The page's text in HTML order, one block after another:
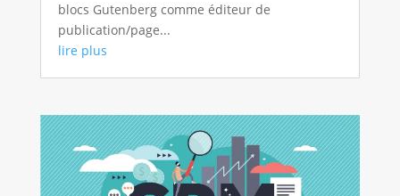
blocs Gutenberg comme éditeur de
publication/page...
lire plus